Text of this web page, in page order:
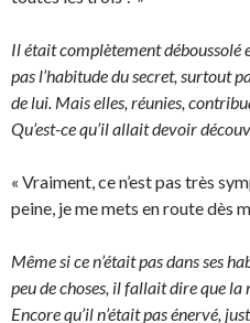
Il était complètement déboussolé
pas l’habitude du secret, surtout
de lui. Mais elles, réunies,
Qu’est-ce qu’il allait devoir
« Vraiment, ce n’est pas très
peine, je me mets en route dès
Même si ce n’était pas dans ses
peu de choses, il fallait dire que
Encore qu’il n’était pas énervé,